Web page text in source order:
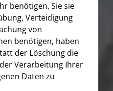
benötigen, Sie sie
Verteidigung
von
benötigen, haben
der Löschung die
Verarbeitung Ihrer
Daten zu